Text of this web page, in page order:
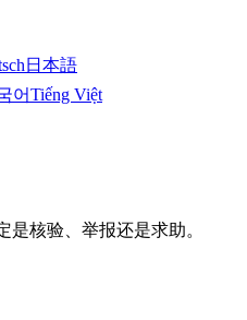
日本語
어Tiếng Việt
核验、举报还是求助。